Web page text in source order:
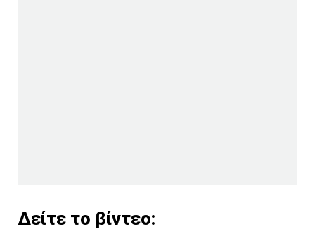
Δείτε το βίντεο: